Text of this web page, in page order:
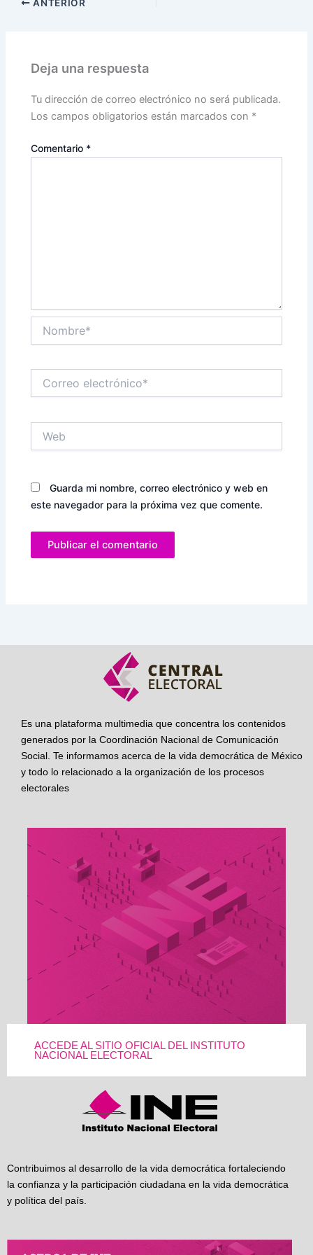
ANTERIOR
Deja una respuesta
Tu dirección de correo electrónico no será publicada.
Los campos obligatorios están marcados con *
Comentario *
electrónico*
Guarda mi nombre, correo electrónico y web en
este navegador para la próxima vez que comente.
Es una plataforma multimedia que concentra los contenidos
generados por la Coordinación Nacional de Comunicación
Social. Te informamos acerca de la vida democrática de México
y todo lo relacionado a la organización de los procesos
electorales
ACCEDE AL SITIO OFICIAL DEL INSTITUTO
NACIONAL ELECTORAL
Contribuimos al desarrollo de la vida democrática fortaleciendo
la confianza y la participación ciudadana en la vida democrática
y política del país.